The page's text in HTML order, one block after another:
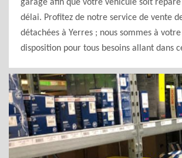
garage afin que votre véhicule soit
délai. Profitez de notre service de vente
détachées à Yerres ; nous sommes à
disposition pour tous besoins allant dans